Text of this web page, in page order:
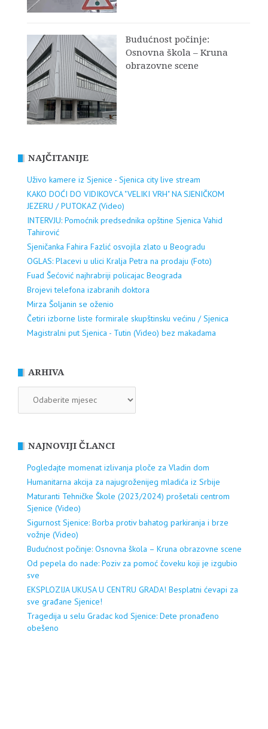
Budućnost počinje:
Osnovna škola – Kruna
obrazovne scene
NAJČITANIJE
Uživo kamere iz Sjenice - Sjenica city live stream
KAKO DOĆI DO VIDIKOVCA "VELIKI VRH" NA SJENIČKOM
JEZERU / PUTOKAZ (Video)
INTERVJU: Pomoćnik predsednika opštine Sjenica Vahid
Tahirović
Sjeničanka Fahira Fazlić osvojila zlato u Beogradu
OGLAS: Placevi u ulici Kralja Petra na prodaju (Foto)
Fuad Šećović najhrabriji policajac Beograda
Brojevi telefona izabranih doktora
Mirza Šoljanin se oženio
Četiri izborne liste formirale skupštinsku većinu / Sjenica
Magistralni put Sjenica - Tutin (Video) bez makadama
ARHIVA
NAJNOVIJI ČLANCI
Pogledajte momenat izlivanja ploče za Vladin dom
Humanitarna akcija za najugroženijeg mladića iz Srbije
Maturanti Tehničke Škole (2023/2024) prošetali centrom
Sjenice (Video)
Sigurnost Sjenice: Borba protiv bahatog parkiranja i brze
vožnje (Video)
Budućnost počinje: Osnovna škola – Kruna obrazovne scene
Od pepela do nade: Poziv za pomoć čoveku koji je izgubio
sve
EKSPLOZIJA UKUSA U CENTRU GRADA! Besplatni ćevapi za
sve građane Sjenice!
Tragedija u selu Gradac kod Sjenice: Dete pronađeno
obešeno